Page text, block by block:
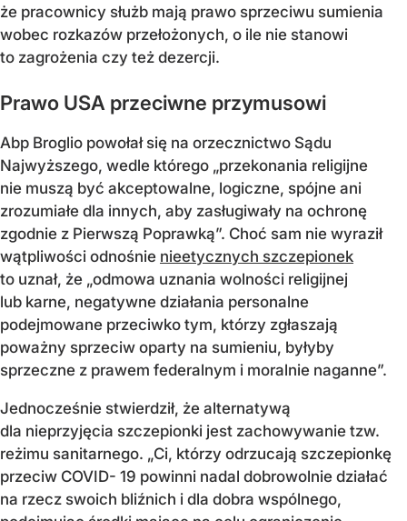
że pracownicy służb mają prawo sprzeciwu sumienia
wobec rozkazów przełożonych, o ile nie stanowi
to zagrożenia czy też dezercji.
Prawo USA przeciwne przymusowi
Abp Broglio powołał się na orzecznictwo Sądu
Najwyższego, wedle którego „przekonania religijne
nie muszą być akceptowalne, logiczne, spójne ani
zrozumiałe dla innych, aby zasługiwały na ochronę
zgodnie z Pierwszą Poprawką”. Choć sam nie wyraził
wątpliwości odnośnie nieetycznych szczepionek
to uznał, że „odmowa uznania wolności religijnej
lub karne, negatywne działania personalne
podejmowane przeciwko tym, którzy zgłaszają
poważny sprzeciw oparty na sumieniu, byłyby
sprzeczne z prawem federalnym i moralnie naganne”.
Jednocześnie stwierdził, że alternatywą
dla nieprzyjęcia szczepionki jest zachowywanie tzw.
reżimu sanitarnego. „Ci, którzy odrzucają szczepionkę
przeciw COVID- 19 powinni nadal dobrowolnie działać
na rzecz swoich bliźnich i dla dobra wspólnego,